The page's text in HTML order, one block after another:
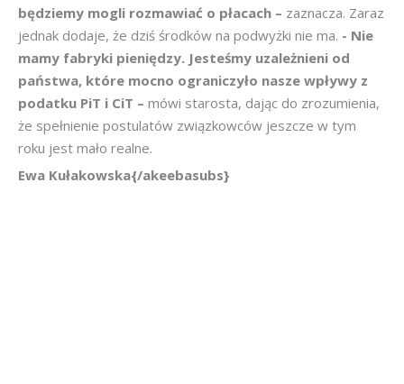
będziemy mogli rozmawiać o płacach – zaznacza. Zaraz
jednak dodaje, że dziś środków na podwyżki nie ma. - Nie
mamy fabryki pieniędzy. Jesteśmy uzależnieni od
państwa, które mocno ograniczyło nasze wpływy z
podatku PiT i CiT – mówi starosta, dając do zrozumienia,
że spełnienie postulatów związkowców jeszcze w tym
roku jest mało realne.
Ewa Kułakowska{/akeebasubs}